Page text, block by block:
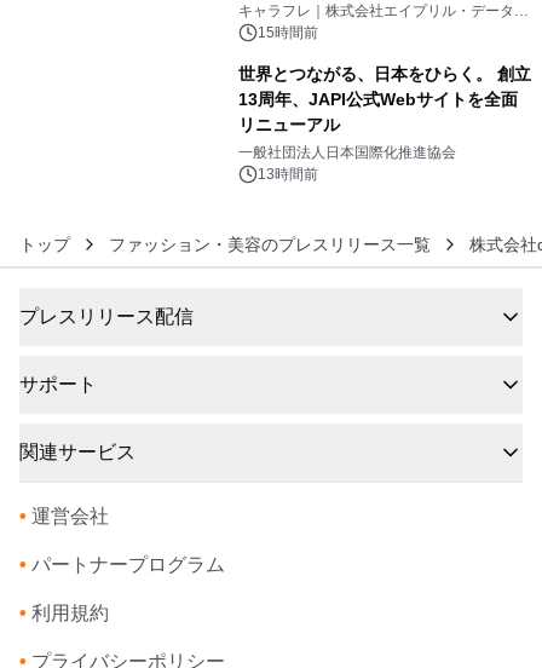
キャラフレ｜株式会社エイプリル・データ・
デザインズ
15時間前
世界とつながる、日本をひらく。 創立
13周年、JAPI公式Webサイトを全面
リニューアル
一般社団法人日本国際化推進協会
13時間前
トップ ファッション・美容のプレスリリース一覧 株式会社
プレスリリース配信
サポート
関連サービス
• 運営会社
• パートナープログラム
• 利用規約
• プライバシーポリシー